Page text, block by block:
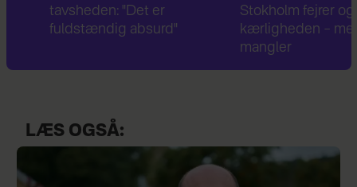
tavsheden: "Det er
fuldstændig absurd"
Stokholm fejrer og
kærligheden – men én
mangler
LÆS OGSÅ: